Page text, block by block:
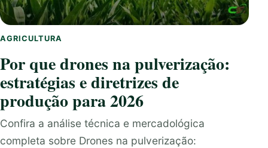
AGRICULTURA
Por que drones na pulverização:
estratégias e diretrizes de
produção para 2026
Confira a análise técnica e mercadológica
completa sobre Drones na pulverização: